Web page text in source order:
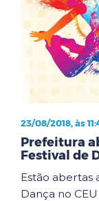
23/08/2018, às
Prefeitura
Festival de
Estão abertas
Dança no